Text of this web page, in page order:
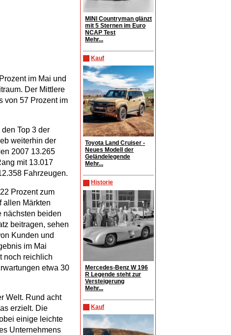
MINI Countryman glänzt
mit 5 Sternen im Euro
NCAP Test
Mehr...
Kauf
Toyota Land Cruiser -
Neues Modell der
Geländelegende
Mehr...
Historie
Mercedes-Benz W 196
R Legende steht zur
Versteigerung
Mehr...
Kauf
im Mai und
Der Mittlere
von 57 Prozent im
Top 3 der
weiterhin der
2007 13.265
mit 13.017
Fahrzeugen.
Prozent zum
allen Märkten
nächsten beiden
beitragen, sehen
Kunden und
im Mai
noch reichlich
etwa 30
Welt. Rund acht
erzielt. Die
einige leichte
Unternehmens